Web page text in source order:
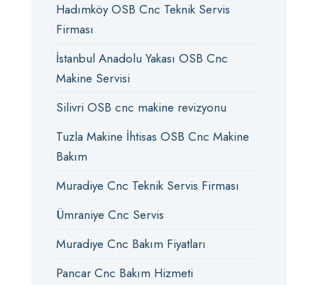
Hadımköy OSB Cnc Teknik Servis
Firması
İstanbul Anadolu Yakası OSB Cnc
Makine Servisi
Silivri OSB cnc makine revizyonu
Tuzla Makine İhtisas OSB Cnc Makine
Bakım
Muradiye Cnc Teknik Servis Firması
Ümraniye Cnc Servis
Muradiye Cnc Bakım Fiyatları
Pancar Cnc Bakım Hizmeti